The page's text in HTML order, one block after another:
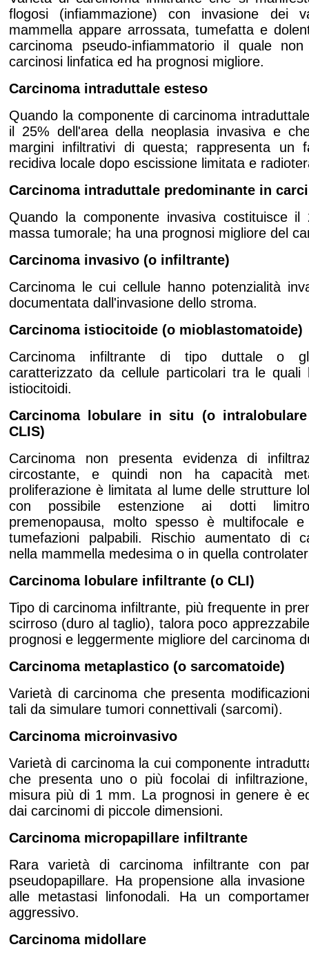
flogosi (infiammazione) con invasione dei
mammella appare arrossata, tumefatta e
carcinoma pseudo-infiammatorio il quale
carcinosi linfatica ed ha prognosi migliore.
Carcinoma intraduttale esteso
Quando la componente di carcinoma
il 25% dell'area della neoplasia invasiva e
margini infiltrativi di questa; rappresenta un
recidiva locale dopo escissione limitata e
Carcinoma intraduttale predominante in
Quando la componente invasiva costituisce
massa tumorale; ha una prognosi migliore del
Carcinoma invasivo (o infiltrante)
Carcinoma le cui cellule hanno potenzialità
documentata dall'invasione dello stroma.
Carcinoma istiocitoide (o mioblastomatoide)
Carcinoma infiltrante di tipo duttale o
caratterizzato da cellule particolari tra le quali
istiocitoidi.
Carcinoma lobulare in situ (o
CLIS)
Carcinoma non presenta evidenza di
circostante, e quindi non ha capacità
proliferazione è limitata al lume delle strutture
con possibile estenzione ai dotti
premenopausa, molto spesso è multifocale
tumefazioni palpabili. Rischio aumentato di
nella mammella medesima o in quella
Carcinoma lobulare infiltrante (o CLI)
Tipo di carcinoma infiltrante, più frequente in
scirroso (duro al taglio), talora poco
prognosi e leggermente migliore del carcinoma
Carcinoma metaplastico (o sarcomatoide)
Varietà di carcinoma che presenta
tali da simulare tumori connettivali (sarcomi).
Carcinoma microinvasivo
Varietà di carcinoma la cui componente
che presenta uno o più focolai di
misura più di 1 mm. La prognosi in genere è
dai carcinomi di piccole dimensioni.
Carcinoma micropapillare infiltrante
Rara varietà di carcinoma infiltrante con
pseudopapillare. Ha propensione alla
alle metastasi linfonodali. Ha un
aggressivo.
Carcinoma midollare